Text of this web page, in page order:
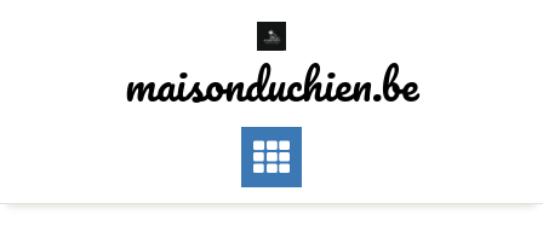
maisonduchien.be